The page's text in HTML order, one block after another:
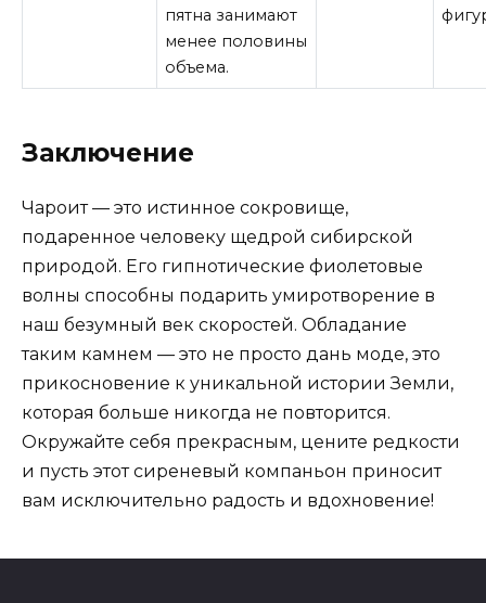
пятна занимают
менее половины
объема.
Заключение
Чароит — это истинное сокровище,
подаренное человеку щедрой сибирской
природой. Его гипнотические фиолетовые
волны способны подарить умиротворение в
наш безумный век скоростей. Обладание
таким камнем — это не просто дань моде, это
прикосновение к уникальной истории Земли,
которая больше никогда не повторится.
Окружайте себя прекрасным, цените редкости
и пусть этот сиреневый компаньон приносит
вам исключительно радость и вдохновение!